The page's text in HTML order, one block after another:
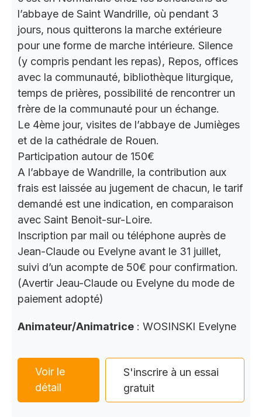
l’abbaye de Saint Wandrille, où pendant 3
jours, nous quitterons la marche extérieure
pour une forme de marche intérieure. Silence
(y compris pendant les repas), Repos, offices
avec la communauté, bibliothèque liturgique,
temps de prières, possibilité de rencontrer un
frère de la communauté pour un échange.
Le 4ème jour, visites de l’abbaye de Jumièges
et de la cathédrale de Rouen.
Participation autour de 150€
A l’abbaye de Wandrille, la contribution aux
frais est laissée au jugement de chacun, le tarif
demandé est une indication, en comparaison
avec Saint Benoit-sur-Loire.
Inscription par mail ou téléphone auprès de
Jean-Claude ou Evelyne avant le 31 juillet,
suivi d’un acompte de 50€ pour confirmation.
(Avertir Jeau-Claude ou Evelyne du mode de
paiement adopté)
Animateur/Animatrice : WOSINSKI Evelyne
Voir le
détail
S'inscrire à un essai
gratuit